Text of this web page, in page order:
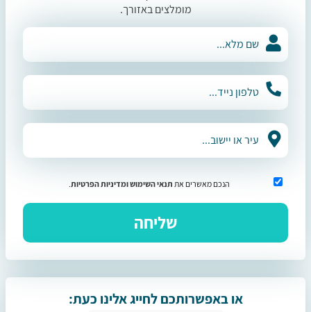
מומלצים באזורך.
הנכם מאשרים את תנאי השימושומדיניות הפרטיות
או באפשרותכם לחייג אלינו כעת: